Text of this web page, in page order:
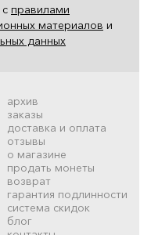
правилами
материалов и
данных
архив
заказы
доставка и оплата
отзывы
о магазине
продать монеты
возврат
гарантия подлинности
система скидок
блог